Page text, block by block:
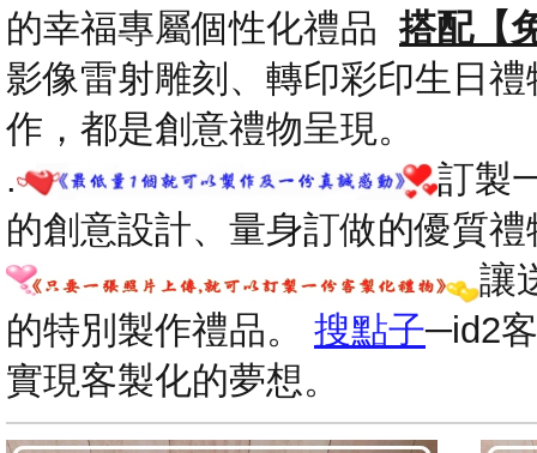
的幸福專屬個性化禮品搭配【
影像雷射雕刻、轉印彩印生日禮
作，都是創意禮物呈現。
.
訂製
的創意設計、量身訂做的優質禮
讓
的特別製作禮品。 搜點子─id2
實現客製化的夢想。